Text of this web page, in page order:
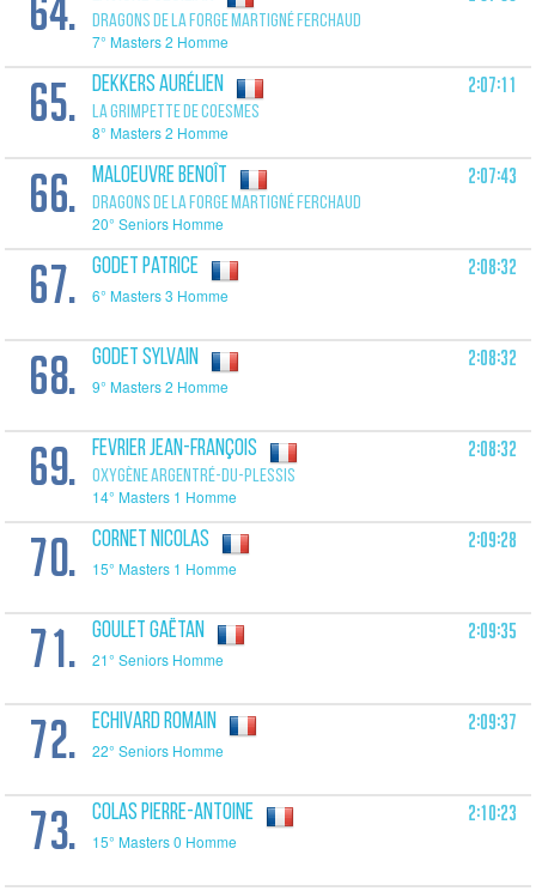
DRAGONS DE LA FORGE MARTIGNÉ FERCHAUD
7° Masters 2 Homme
65. DEKKERS Aurélien
LA GRIMPETTE DE COESMES
8° Masters 2 Homme
2:07:11
66. MALOEUVRE Benoît
DRAGONS DE LA FORGE MARTIGNÉ FERCHAUD
20° Seniors Homme
2:07:43
67. GODET Patrice
6° Masters 3 Homme
2:08:32
68. GODET Sylvain
9° Masters 2 Homme
2:08:32
69. FEVRIER Jean-François
OXYGÈNE ARGENTRÉ-DU-PLESSIS
14° Masters 1 Homme
2:08:32
70. CORNET Nicolas
15° Masters 1 Homme
2:09:28
71. GOULET Gaëtan
21° Seniors Homme
2:09:35
72. ECHIVARD Romain
22° Seniors Homme
2:09:37
73. COLAS Pierre-Antoine
15° Masters 0 Homme
2:10:23